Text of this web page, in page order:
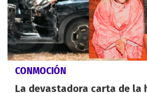
CONMOCIÓN
La devastadora carta de la